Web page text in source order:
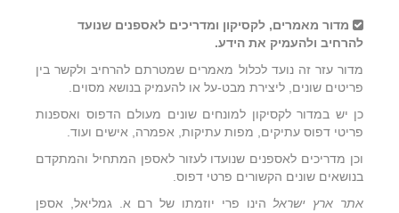
מדור מאמרים, לקסיקון ומדריכים לאספנים שנועד
להרחיב ולהעמיק את הידע.
מדור עזר זה נועד לכלול מאמרים שמטרתם להרחיב ולקשר בין
פריטים שונים, ליצירת מבט-על או להעמיק בנושא מסוים.
כן יש במדור לקסיקון למונחים שונים מעולם הדפוס ואספנות
פריטי דפוס עתיקים, מפות עתיקות, אפמרה, אישים ועוד.
וכן מדריכים לאספנים שנועדו לעזור לאספן המתחיל והמתקדם
בנושאים שונים הקשורים פרטי דפוס.
אתר ארץ ישראלהינו פרי יוזמתו של רם א. גמליאל, אספן